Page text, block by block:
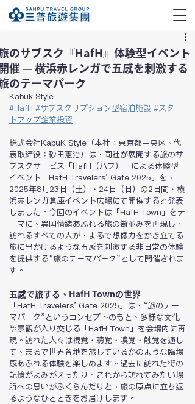
のサブスク『HafH』体験型イベント
催 — 横浜赤レンガで五感を刺激する
のテーマパーク
Kabuk Style
#HafH #サブスクリプション型宿泊施設 #スター
トアップ企業投資
株式会社KabuK Style（本社：東京都中央区、代
表取締役：砂田憲治）は、同社が展開する旅のサ
ブスクサービス「HafH（ハフ）」による体験型
イベント「HafH Travelers’ Gate 2025」を、
2025年8月23日（土）・24日（日）の2日間、横
浜赤レンガ倉庫イベント広場にて開催すると発表
しました。今回のイベントは「HafH Town」をテ
ーマに、異国情緒あふれる旅の街並みを再現し、
訪れるすべての人が、まるで想像力をかき立てる
旅に出かけるような五感を刺激する非日常の体験
を提供する“旅のテーマパーク”として開催されま
す。
五感で旅する、HafH Townの世界
「HafH Travelers’ Gate 2025」は、“旅のテー
マパーク”というコンセプトのもと、多様な文化
や景観が入り交じる「HafH Town」を会場内に再
現。訪れた人々は視覚・聴覚・嗅覚・触覚を通し
て、まるで世界各地を旅しているかのような臨場
感あふれる体験を楽しめます。過去に訪れた街の
記憶がよみがえったり、これから訪れてみたい場
所への思いがふくらんだりと、旅の原点に立ち返
るようなひとときをお届けします。